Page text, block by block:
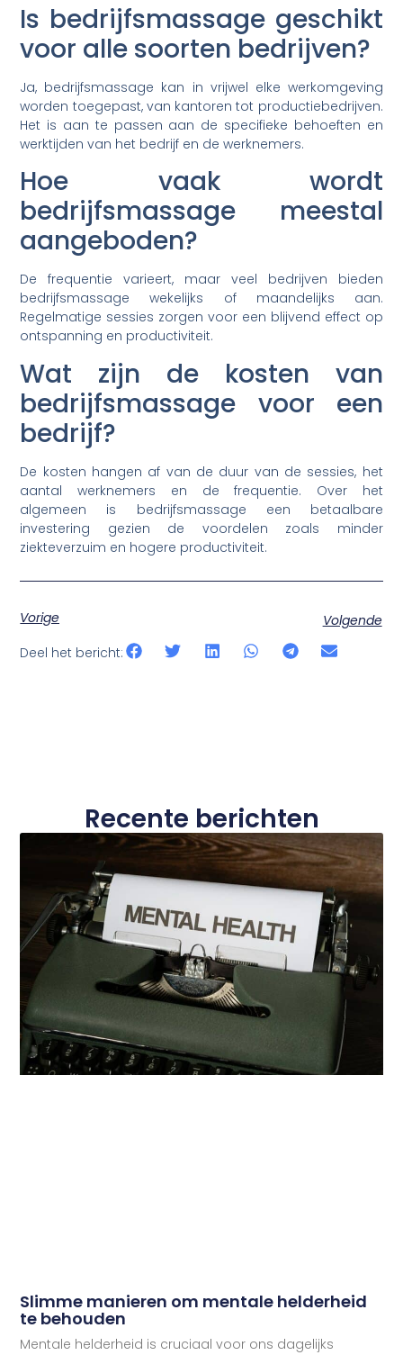
Is bedrijfsmassage geschikt
voor alle soorten bedrijven?
Ja, bedrijfsmassage kan in vrijwel elke werkomgeving
worden toegepast, van kantoren tot productiebedrijven.
Het is aan te passen aan de specifieke behoeften en
werktijden van het bedrijf en de werknemers.
Hoe vaak wordt
bedrijfsmassage meestal
aangeboden?
De frequentie varieert, maar veel bedrijven bieden
bedrijfsmassage wekelijks of maandelijks aan.
Regelmatige sessies zorgen voor een blijvend effect op
ontspanning en productiviteit.
Wat zijn de kosten van
bedrijfsmassage voor een
bedrijf?
De kosten hangen af van de duur van de sessies, het
aantal werknemers en de frequentie. Over het
algemeen is bedrijfsmassage een betaalbare
investering gezien de voordelen zoals minder
ziekteverzuim en hogere productiviteit.
Vorige
Volgende
Deel het bericht:
Recente berichten
Slimme manieren om mentale helderheid
te behouden
Mentale helderheid is cruciaal voor ons dagelijks